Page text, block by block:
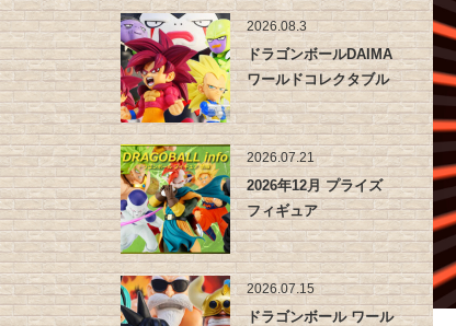
2026.08.3
ドラゴンボールDAIMA
ワールドコレクタブル
フィ…
2026.07.21
2026年12月 プライズ
フィギュア
2026.07.15
ドラゴンボール ワール